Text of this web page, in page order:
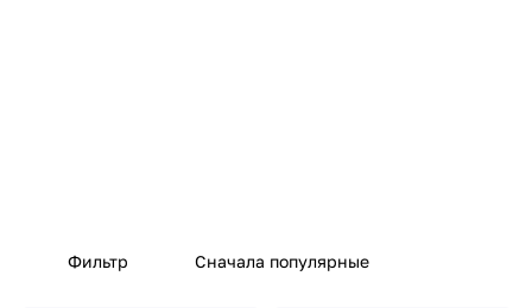
Фильтр Сначала популярные